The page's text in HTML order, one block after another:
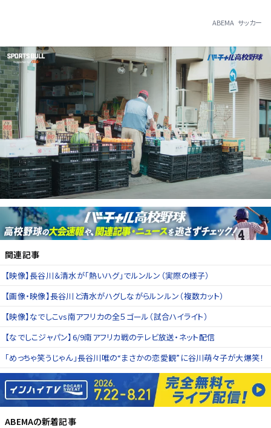
ABEMA サッカー
関連記事
【映像】長谷川＆清水が「熱いハグ」でルンルン（実際の様子）
【画像・映像】長谷川と清水がハグしながらルンルン（複数カット）
【映像】なでしこvs南アフリカの全５ゴール（試合ハイライト）
【なでしこジャパン】6/9南アフリカ戦のテレビ放送・ネット配信
「めっちゃ笑うじゃん」長谷川唯の“まさかの恋愛観”に谷川萌々子が大爆笑！
ABEMAの新着記事